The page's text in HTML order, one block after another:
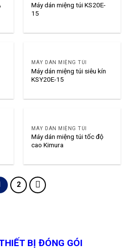
Máy dán miệng túi KS20E-
15
MÁY DÁN MIỆNG TÚI
Máy dán miệng túi siêu kín
KSY20E-15
MÁY DÁN MIỆNG TÚI
Máy dán miệng túi tốc độ
cao Kimura
2
BỊ ĐÓNG GÓI